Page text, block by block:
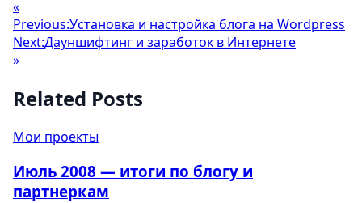
«
Previous:Установка и настройка блога на Wordpress
Next:Дауншифтинг и заработок в Интернете
»
Related Posts
Мои проекты
Июль 2008 — итоги по блогу и
партнеркам